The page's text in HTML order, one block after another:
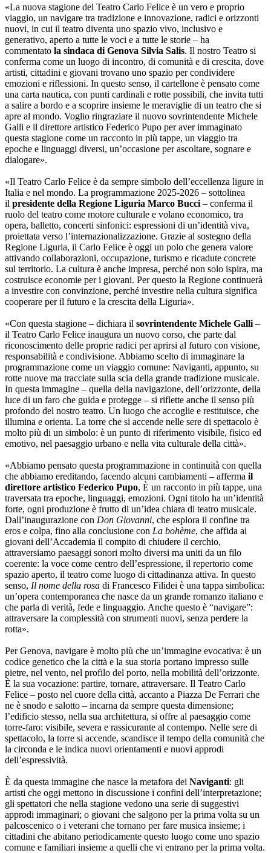
«La nuova stagione del Teatro Carlo Felice è un vero e proprio
viaggio, un navigare tra tradizione e innovazione, radici e orizzonti
nuovi, in cui il teatro diventa uno spazio vivo, inclusivo e
generativo, aperto a tutte le voci e a tutte le storie – ha
commentato la sindaca di Genova Silvia Salis. Il nostro Teatro si
conferma come un luogo di incontro, di comunità e di crescita, dove
artisti, cittadini e giovani trovano uno spazio per condividere
emozioni e riflessioni. In questo senso, il cartellone è pensato come
una carta nautica, con punti cardinali e rotte possibili, che invita tutti
a salire a bordo e a scoprire insieme le meraviglie di un teatro che si
apre al mondo. Voglio ringraziare il nuovo sovrintendente Michele
Galli e il direttore artistico Federico Pupo per aver immaginato
questa stagione come un racconto in più tappe, un viaggio tra
epoche e linguaggi diversi, un’occasione per ascoltare, sognare e
dialogare».
«Il Teatro Carlo Felice è da sempre simbolo dell’eccellenza ligure in
Italia e nel mondo. La programmazione 2025‑2026 – sottolinea
il presidente della Regione Liguria Marco Bucci – conferma il
ruolo del teatro come motore culturale e volano economico, tra
opera, balletto, concerti sinfonici: espressioni di un’identità viva,
proiettata verso l’internazionalizzazione. Grazie al sostegno della
Regione Liguria, il Carlo Felice è oggi un polo che genera valore
attivando collaborazioni, occupazione, turismo e ricadute concrete
sul territorio. La cultura è anche impresa, perché non solo ispira, ma
costruisce economie per i giovani. Per questo la Regione continuerà
a investire con convinzione, perché investire nella cultura significa
cooperare per il futuro e la crescita della Liguria».
«Con questa stagione – dichiara il sovrintendente Michele Galli –
il Teatro Carlo Felice inaugura un nuovo corso, che parte dal
riconoscimento delle proprie radici per aprirsi al futuro con visione,
responsabilità e condivisione. Abbiamo scelto di immaginare la
programmazione come un viaggio comune: Naviganti, appunto, su
rotte nuove ma tracciate sulla scia della grande tradizione musicale.
In questa immagine – quella della navigazione, dell’orizzonte, della
luce di un faro che guida e protegge – si riflette anche il senso più
profondo del nostro teatro. Un luogo che accoglie e restituisce, che
illumina e orienta. La torre che si accende nelle sere di spettacolo è
molto più di un simbolo: è un punto di riferimento visibile, fisico ed
emotivo, nel paesaggio urbano e nella vita culturale della città».
«Abbiamo pensato questa programmazione in continuità con quella
che abbiamo ereditando, facendo alcuni cambiamenti – afferma il
direttore artistico Federico Pupo, È un racconto in più tappe, una
traversata tra epoche, linguaggi, emozioni. Ogni titolo ha un’identità
forte, ogni produzione è frutto di un’idea chiara di teatro musicale.
Dall’inaugurazione con Don Giovanni, che esplora il confine tra
eros e colpa, fino alla conclusione con La bohème, che affida ai
giovani dell’Accademia il compito di chiudere il cerchio,
attraversiamo paesaggi sonori molto diversi ma uniti da un filo
coerente: la voce come centro dell’espressione, il repertorio come
spazio aperto, il teatro come luogo di cittadinanza attiva. In questo
senso, Il nome della rosa di Francesco Filidei è una tappa simbolica:
un’opera contemporanea che nasce da un grande romanzo italiano e
che parla di verità, fede e linguaggio. Anche questo è “navigare”:
attraversare la complessità con strumenti nuovi, senza perdere la
rotta».
Per Genova, navigare è molto più che un’immagine evocativa: è un
codice genetico che la città e la sua storia portano impresso sulle
pietre, nel vento, nel profilo del porto, nella mobilità dell’orizzonte.
È la sua vocazione: partire, tornare, attraversare. Il Teatro Carlo
Felice – posto nel cuore della città, accanto a Piazza De Ferrari che
ne è snodo e salotto – incarna da sempre questa dimensione;
l’edificio stesso, nella sua architettura, si offre al paesaggio come
torre-faro: visibile, severa e rassicurante al contempo. Nelle sere di
spettacolo, la torre si accende, scandisce il tempo della comunità che
la circonda e le indica nuovi orientamenti e nuovi approdi
dell’espressività.
È da questa immagine che nasce la metafora dei Naviganti: gli
artisti che oggi mettono in discussione i confini dell’interpretazione;
gli spettatori che nella stagione vedono una serie di suggestivi
approdi immaginari; o giovani che salgono per la prima volta su un
palcoscenico o i veterani che tornano per fare musica insieme; i
cittadini che abitano periodicamente questo luogo come uno spazio
comune e familiari insieme a quelli che vi entrano per la prima volta.